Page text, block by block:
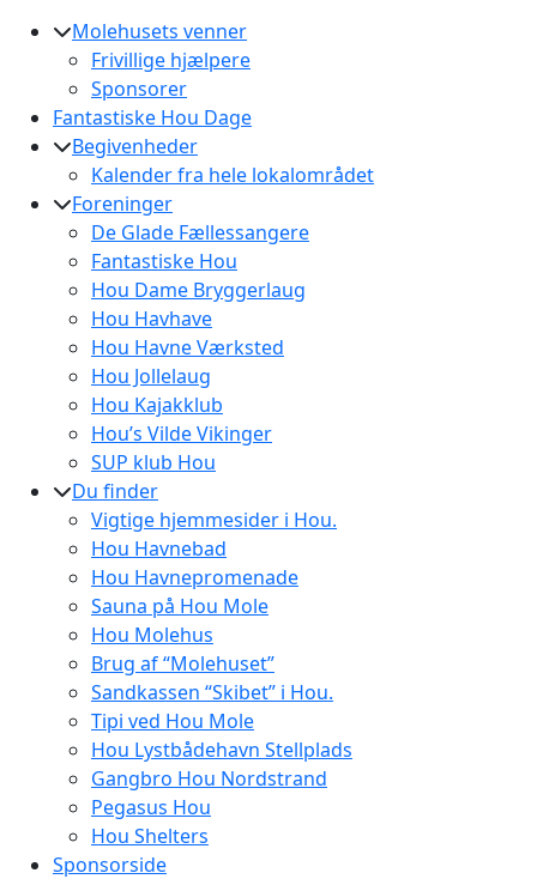
Molehusets venner
Frivillige hjælpere
Sponsorer
Fantastiske Hou Dage
Begivenheder
Kalender fra hele lokalområdet
Foreninger
De Glade Fællessangere
Fantastiske Hou
Hou Dame Bryggerlaug
Hou Havhave
Hou Havne Værksted
Hou Jollelaug
Hou Kajakklub
Hou’s Vilde Vikinger
SUP klub Hou
Du finder
Vigtige hjemmesider i Hou.
Hou Havnebad
Hou Havnepromenade
Sauna på Hou Mole
Hou Molehus
Brug af “Molehuset”
Sandkassen “Skibet” i Hou.
Tipi ved Hou Mole
Hou Lystbådehavn Stellplads
Gangbro Hou Nordstrand
Pegasus Hou
Hou Shelters
Sponsorside